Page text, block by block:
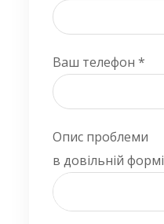
Ваш телефон *
Опис проблеми
в довільній формі